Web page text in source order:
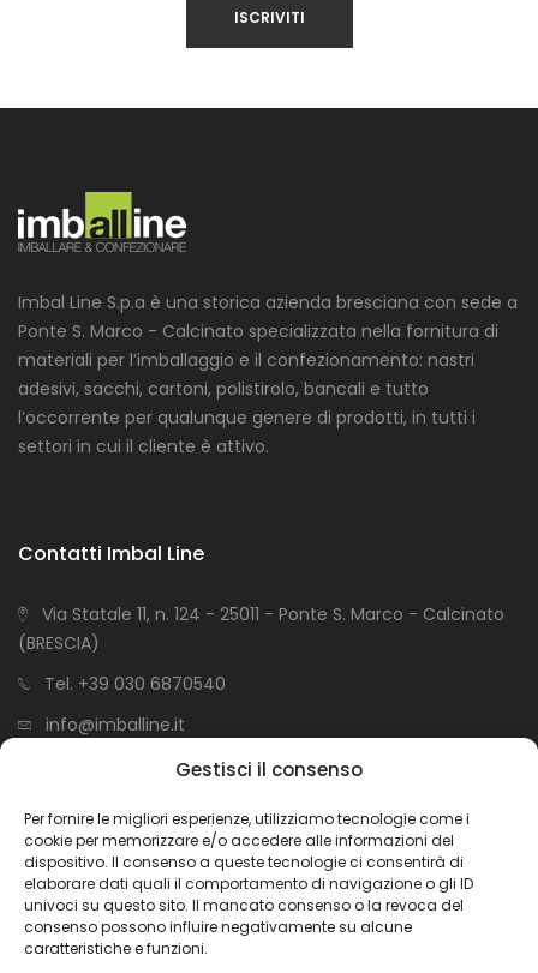
Gestisci il consenso
Per fornire le migliori esperienze, utilizziamo tecnologie come i
cookie per memorizzare e/o accedere alle informazioni del
dispositivo. Il consenso a queste tecnologie ci consentirà di
elaborare dati quali il comportamento di navigazione o gli ID
univoci su questo sito. Il mancato consenso o la revoca del
consenso possono influire negativamente su alcune
caratteristiche e funzioni.
ISCRIVITI
Imbal Line S.p.a è una storica azienda bresciana con sede a
Ponte S. Marco - Calcinato specializzata nella fornitura di
materiali per l’imballaggio e il confezionamento: nastri
adesivi, sacchi, cartoni, polistirolo, bancali e tutto
l’occorrente per qualunque genere di prodotti, in tutti i
settori in cui il cliente è attivo.
Contatti Imbal Line
Via Statale 11, n. 124 - 25011 - Ponte S. Marco - Calcinato
(BRESCIA)
Tel. +39 030 6870540
info@imballine.it
P.IVA 01608420988
Link Utili
Privacy Policy